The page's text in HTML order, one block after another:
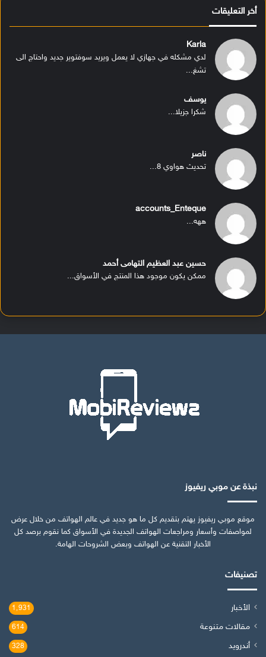
أخر التعليقات
Karla
لدي مشكله في جهازي لا يعمل ويريد سوفتوير جديد واحتاج الى
تشغ...
يوسف
شكرا جزيلا...
ناصر
تحديث هواوي 8...
accounts_Enteque
ههه...
حسين عبد العظيم التهامى أحمد
ممكن يكون موجود هذا المنتج في الأسواق...
نبذة عن موبي ريفيوز
موقع موبي ريفيوز يهتم بتقديم كل ما هو جديد في عالم الهواتف من خلال عرض
لمواصفات وأسعار ومراجعات الهواتف الجديدة في الأسواق كما نقوم برصد كل
الأخبار التقنية عن الهواتف وبعض الشروحات الهامة.
تصنيفات
الأخبار 1٬931
مقالات متنوعة 614
أندرويد 328